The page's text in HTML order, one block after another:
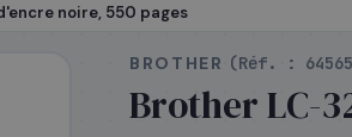
noire, 550 pages
BROTHER (Réf. : 64565
Brother LC-